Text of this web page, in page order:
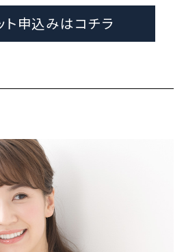
ト申込みはコチラ